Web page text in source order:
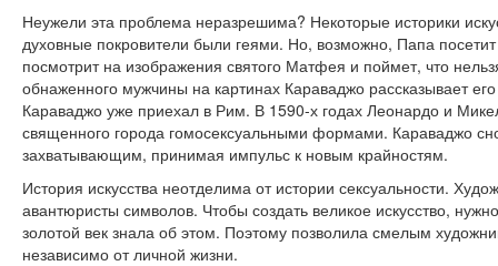
Неужели эта проблема неразрешима? Некоторые историки
духовные покровители были геями. Но, возможно, Папа
посмотрит на изображения святого Матфея и поймет, что
обнаженного мужчины на картинах Караваджо рассказывает
Караваджо уже приехал в Рим. В 1590-х годах Леонардо и
священного города гомосексуальными формами. Караваджо
захватывающим, принимая импульс к новым крайностям.
История искусства неотделима от истории сексуальности.
авантюристы символов. Чтобы создать великое искусство,
золотой век знала об этом. Поэтому позволила смелым
независимо от личной жизни.